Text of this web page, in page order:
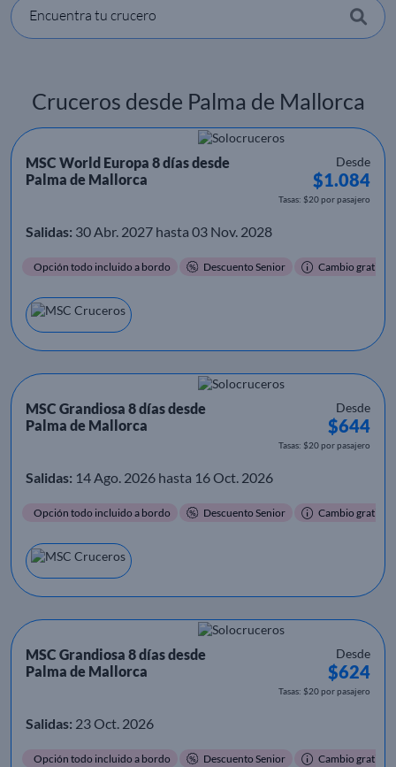
Encuentra tu crucero
Cruceros desde Palma de Mallorca
MSC World Europa 8 días desde
Palma de Mallorca
Desde
$1.084
Tasas: $20 por pasajero
Salidas: 30 Abr. 2027 hasta 03 Nov. 2028
Opción todo incluido a bordo Descuento Senior Cambio gratis
MSC Grandiosa 8 días desde
Palma de Mallorca
Desde
$644
Tasas: $20 por pasajero
Salidas: 14 Ago. 2026 hasta 16 Oct. 2026
Opción todo incluido a bordo Descuento Senior Cambio gratis
MSC Grandiosa 8 días desde
Palma de Mallorca
Desde
$624
Tasas: $20 por pasajero
Salidas: 23 Oct. 2026
Opción todo incluido a bordo Descuento Senior Cambio gratis